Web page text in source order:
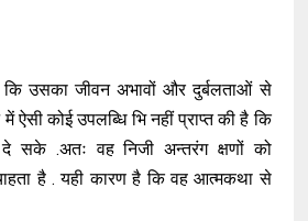
कि उसका जीवन अभावों और दुर्बलताओं से
कोई उपलब्धि भि नहीं प्राप्त की है कि
दे सके .अतः वह निजी अन्तरंग क्षणों को
है . यही कारण है कि वह आत्मकथा से